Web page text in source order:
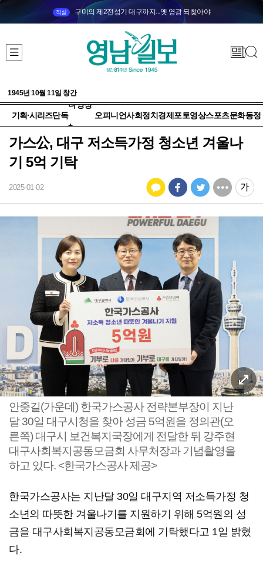
직설 구미의 제2전성기 대구까지...옛 영광 되찾아야
1945년 10월 11일 창간
기획·시리즈단독
다양성
+
오피니언사회정치 경제 포토영상스포츠문화동정
가스公, 대구 저소득가정 청소년 겨울나
기 5억 기탁
2025-01-02
안중길(가운데) 한국가스공사 전략본부장이 지난
달 30일 대구시청을 찾아 성금 5억원을 정의관(오
른쪽) 대구시 보건복지국장에게 전달한 뒤 강주현
대구사회복지공동모금회 사무처장과 기념촬영을
하고 있다. <한국가스공사 제공>
한국가스공사는 지난달 30일 대구지역 저소득가정 청
소년의 따뜻한 겨울나기를 지원하기 위해 5억원의 성
금을 대구사회복지공동모금회에 기탁했다고 1일 밝혔
다.